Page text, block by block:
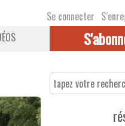
Se connecter